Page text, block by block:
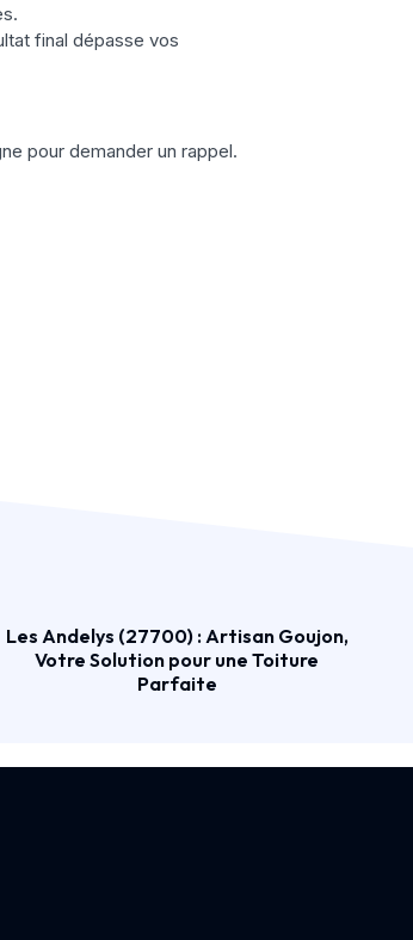
final dépasse vos
pour demander un rappel.
Les Andelys (27700) : Artisan Goujon,
Votre Solution pour une Toiture
Parfaite